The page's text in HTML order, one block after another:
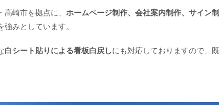
崎市を拠点に、 ホームページ制作、会社案内制作、サイン
みとしています。
白シート貼りによる看板白戻しにも対応しておりますので、